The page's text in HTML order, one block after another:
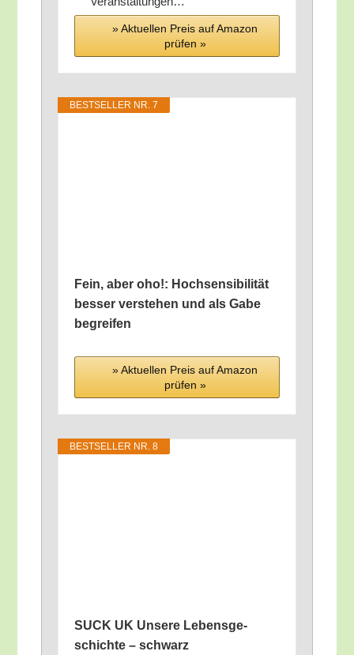
» Aktu­el­len Preis auf Ama­zon
prü­fen »
BEST­SEL­LER NR. 7
Fein, aber oho!: Hoch­sen­si­bi­li­tät
bes­ser ver­ste­hen und als Gabe
begreifen
» Aktu­el­len Preis auf Ama­zon
prü­fen »
BEST­SEL­LER NR. 8
SUCK UK Unse­re Lebens­ge­
schich­te – schwarz